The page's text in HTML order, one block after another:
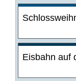
Eisbahn auf